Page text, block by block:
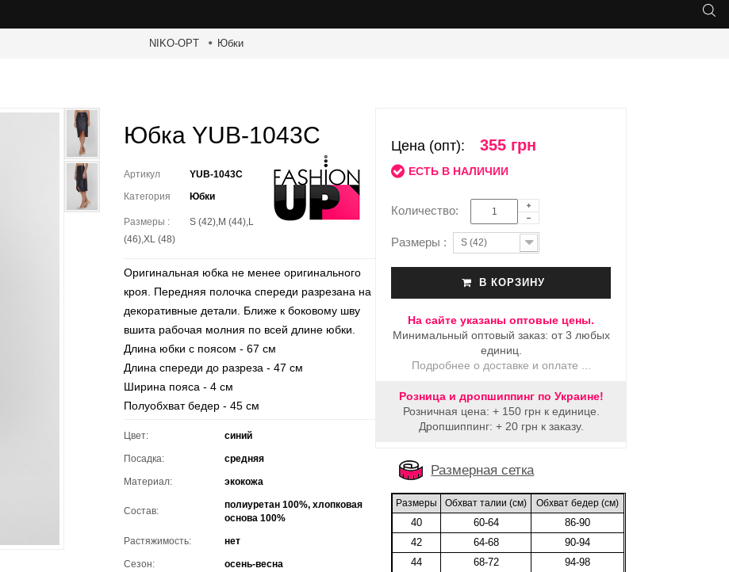
NIKO-OPT Юбки
Юбка YUB-1043C
Артикул
YUB-1043C
Категория
Юбки
Размеры :
S (42),M (44),L
(46),XL (48)
Оригинальная юбка не менее оригинального
кроя. Передняя полочка спереди разрезана на
декоративные детали. Ближе к боковому шву
вшита рабочая молния по всей длине юбки.
Длина юбки с поясом - 67 см
Длина спереди до разреза - 47 см
Ширина пояса - 4 см
Полуобхват бедер - 45 см
Цвет: синий
Посадка: средняя
Материал: экокожа
Состав:
полиуретан 100%, хлопковая
основа 100%
Растяжимость: нет
Сезон: осень-весна
Цена (опт): 355 грн
ЕСТЬ В НАЛИЧИИ
Количество:
Размеры : S (42)
В КОРЗИНУ
На сайте указаны оптовые цены.
Минимальный оптовый заказ: от 3 любых
единиц.
Подробнее о доставке и оплате ...
Розница и дропшиппинг по Украине!
Розничная цена: + 150 грн к единице.
Дропшиппинг: + 20 грн к заказу.
Размерная сетка
Размеры Обхват талии (cм) Обхват бедер (cм)
40 60-64
86-90
42
64-68
90-94
44
68-72
94-98